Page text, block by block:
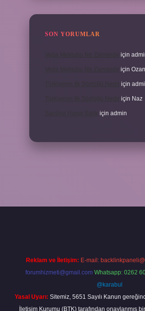
SON YORUMLAR
için
için Ozan
Türkiyenin Ilk Sözlüğü Nedir için
Türkiyenin Ilk Sözlüğü Nedir için Naz
için admin
Reklam ve İletişim: E-mail:
forumhizmeti@gmail.com Whatsapp: 0262
@karabul
Yasal Uyarı: Sitemiz, 5651 Sayılı Kanun
İletişim Kurumu (BTK) tarafından onaylanmış